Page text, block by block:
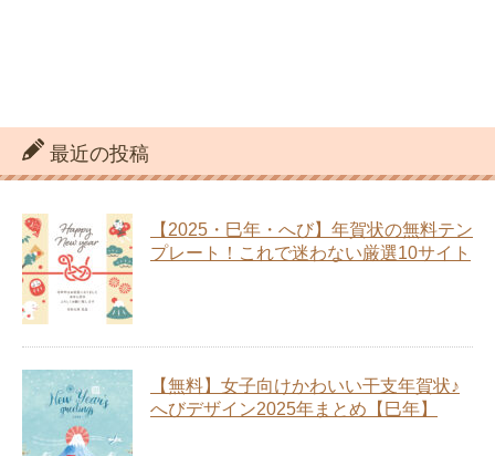
最近の投稿
【2025・巳年・へび】年賀状の無料テン
プレート！これで迷わない厳選10サイト
【無料】女子向けかわいい干支年賀状♪
へびデザイン2025年まとめ【巳年】